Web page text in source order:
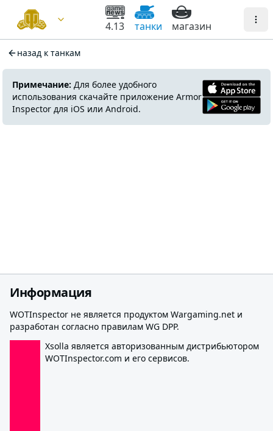
4.13 танки магазин
назад к танкам
Примечание: Для более удобного
использования скачайте приложение Armor
Inspector для iOS или Android.
Информация
WOTInspector не является продуктом Wargaming.net и
разработан согласно правилам WG DPP.
Xsolla является авторизованным дистрибьютором
WOTInspector.com и его сервисов.